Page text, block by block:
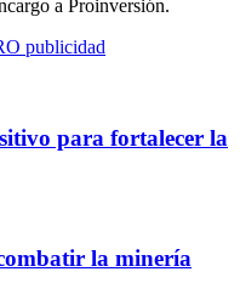
a Proinversión.
para fortalecer la
la minería